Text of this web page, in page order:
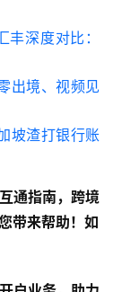
深度对比：
出境、视频见
坡渣打银行账
通指南，跨境
带来帮助！如